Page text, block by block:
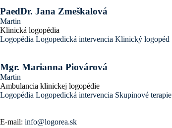
PaedDr. Jana Zmeškalová
Martin
Klinická logopédia
Logopédia Logopedická intervencia Klinický logopéd
Mgr. Marianna Piovárová
Martin
Ambulancia klinickej logopédie
Logopédia Logopedická intervencia Skupinové terapie
E-mail: info@logorea.sk